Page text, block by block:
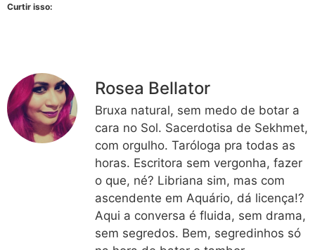
Curtir isso:
Rosea Bellator
Bruxa natural, sem medo de botar a
cara no Sol. Sacerdotisa de Sekhmet,
com orgulho. Taróloga pra todas as
horas. Escritora sem vergonha, fazer
o que, né? Libriana sim, mas com
ascendente em Aquário, dá licença!?
Aqui a conversa é fluida, sem drama,
sem segredos. Bem, segredinhos só